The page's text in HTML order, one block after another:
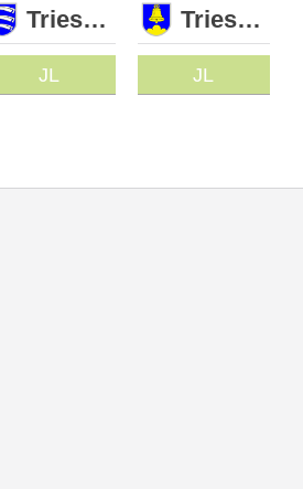
Triesen
JL
Triesenberg
JL